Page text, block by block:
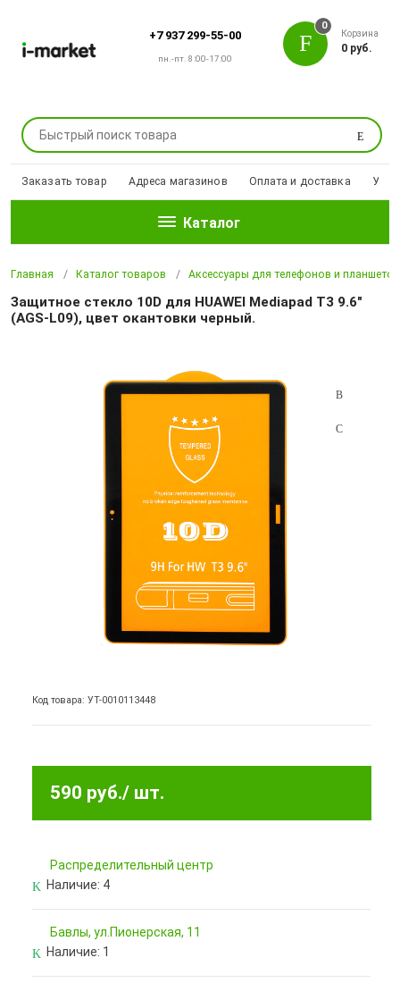
+7 937 299-55-00
пн.-пт. 8:00-17:00
Поиск
0
Корзина
0 руб.
Заказать товар Адреса магазинов Оплата и доставка
Каталог
Главная Каталог товаров Аксессуары для телефонов и планшетов
Защитное стекло 10D для HUAWEI Mediapad T3 9.6"
(AGS-L09), цвет окантовки черный.
Код товара: УТ-0010113448
590 руб./ шт.
Pаспределительный центр
Наличие: 4
Бавлы, ул.Пионерская, 11
Наличие: 1